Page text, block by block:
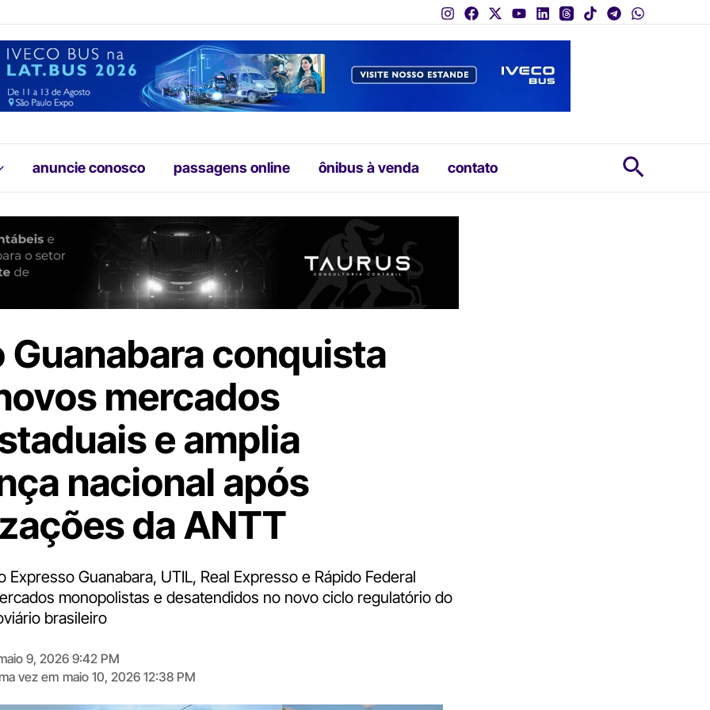
anuncie conosco passagens online ônibus à venda contato
Guanabara conquista
mercados
e amplia
nacional após
da ANTT
Expresso Guanabara, UTIL, Real Expresso e Rápido Federal
monopolistas e desatendidos no novo ciclo regulatório do
brasileiro
9, 2026 9:42 PM
vez em maio 10, 2026 12:38 PM